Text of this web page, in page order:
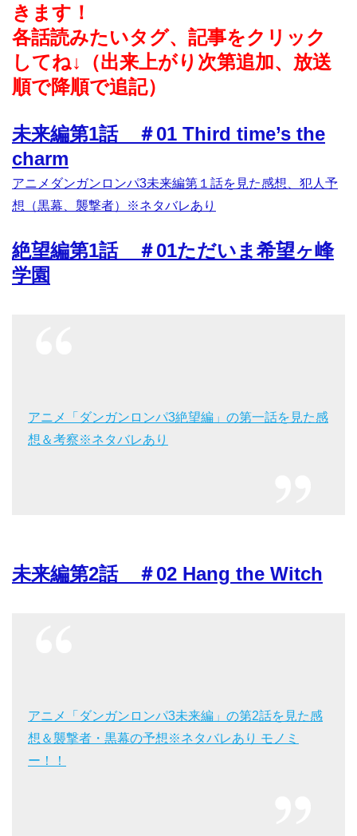
きます！
各話読みたいタグ、記事をクリック
してね↓（出来上がり次第追加、放送
順で降順で追記）
未来編第1話 ＃01 Third time’s the
charm
アニメダンガンロンパ3未来編第１話を見た感想、犯人予
想（黒幕、襲撃者）※ネタバレあり
絶望編第1話 ＃01ただいま希望ヶ峰
学園
アニメ「ダンガンロンパ3絶望編」の第一話を見た感
想＆考察※ネタバレあり
未来編第2話 ＃02 Hang the Witch
アニメ「ダンガンロンパ3未来編」の第2話を見た感
想＆襲撃者・黒幕の予想※ネタバレあり モノミ
ー！！